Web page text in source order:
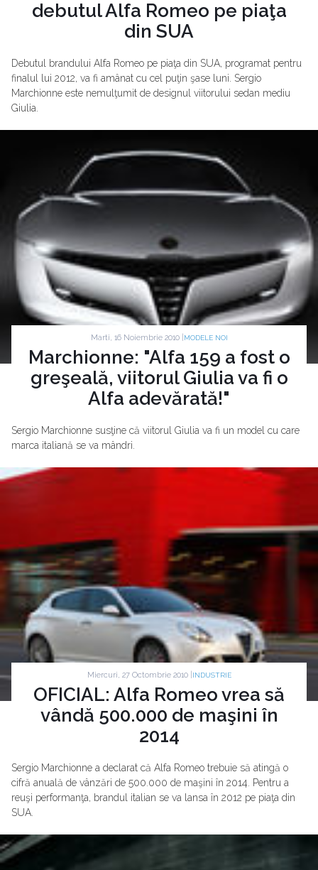
debutul Alfa Romeo pe piaţa
din SUA
Debutul brandului Alfa Romeo pe piaţa din SUA, programat pentru
finalul lui 2012, va fi amânat cu cel puţin şase luni. Sergio
Marchionne este nemulţumit de designul viitorului sedan mediu
Giulia.
Marti, 16 Noiembrie 2010 | MODELE NOI
Marchionne: "Alfa 159 a fost o
greşeală, viitorul Giulia va fi o
Alfa adevărată!"
Sergio Marchionne susţine că viitorul Giulia va fi un model cu care
marca italiană se va mândri.
Miercuri, 27 Octombrie 2010 | INDUSTRIE
OFICIAL: Alfa Romeo vrea să
vândă 500.000 de maşini în
2014
Sergio Marchionne a declarat că Alfa Romeo trebuie să atingă o
cifră anuală de vânzări de 500.000 de maşini în 2014. Pentru a
reuşi performanţa, brandul italian se va lansa în 2012 pe piaţa din
SUA.